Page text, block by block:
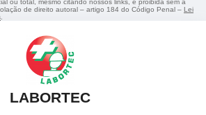
ou total, mesmo citando nossos links, é proibida sem a
de direito autoral – artigo 184 do Código Penal – Lei
.
LABORTEC